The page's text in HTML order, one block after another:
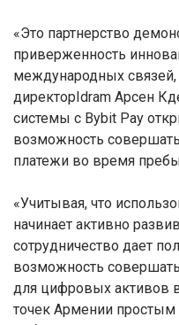
«Это партнерство
приверженность
международных
директорIdram Арсен
системы с Bybit Pay
возможность
платежи во время
«Учитывая, что
начинает активно
сотрудничество дает
возможность
для цифровых активов
точек Армении